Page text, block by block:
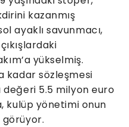
kazanmış
ayaklı savunmacı,
yükselmiş.
kadar sözleşmesi
değeri 5.5 milyon euro
kulüp yönetimi onun